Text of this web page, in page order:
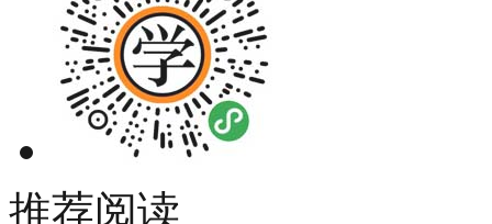
推荐阅读